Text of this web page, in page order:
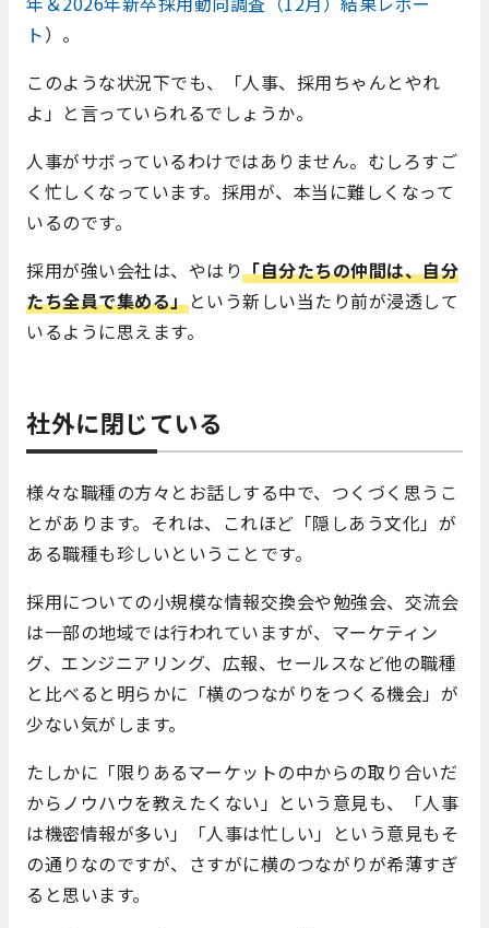
ト）。
このような状況下でも、「人事、採用ちゃんとやれ
よ」と言っていられるでしょうか。
人事がサボっているわけではありません。むしろすご
く忙しくなっています。採用が、本当に難しくなって
いるのです。
採用が強い会社は、やはり「自分たちの仲間は、自分
たち全員で集める」という新しい当たり前が浸透して
いるように思えます。
社外に閉じている
様々な職種の方々とお話しする中で、つくづく思うこ
とがあります。それは、これほど「隠しあう文化」が
ある職種も珍しいということです。
採用についての小規模な情報交換会や勉強会、交流会
は一部の地域では行われていますが、マーケティン
グ、エンジニアリング、広報、セールスなど他の職種
と比べると明らかに「横のつながりをつくる機会」が
少ない気がします。
たしかに「限りあるマーケットの中からの取り合いだ
からノウハウを教えたくない」という意見も、「人事
は機密情報が多い」「人事は忙しい」という意見もそ
の通りなのですが、さすがに横のつながりが希薄すぎ
ると思います。